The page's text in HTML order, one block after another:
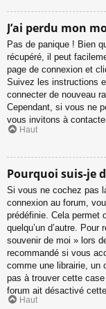
J’ai perdu mon
Pas de panique ! Bien
récupéré, il peut
page de connexion et
Suivez les instructions
connecter de nouveau
Cependant, si vous ne
vous invitons à
Haut
Pourquoi suis-je
Si vous ne cochez pas
connexion au forum,
prédéfinie. Cela permet
quelqu’un d’autre.
souvenir de moi » lors
recommandé si vous
comme une librairie, un
pas à trouver cette
forum ait désactivé
Haut